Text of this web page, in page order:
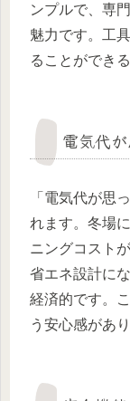
ンプルで、専
魅力です。工
ることができ
電気代
「電気代が思
れます。冬場
ニングコスト
省エネ設計に
経済的です。
う安心感があり